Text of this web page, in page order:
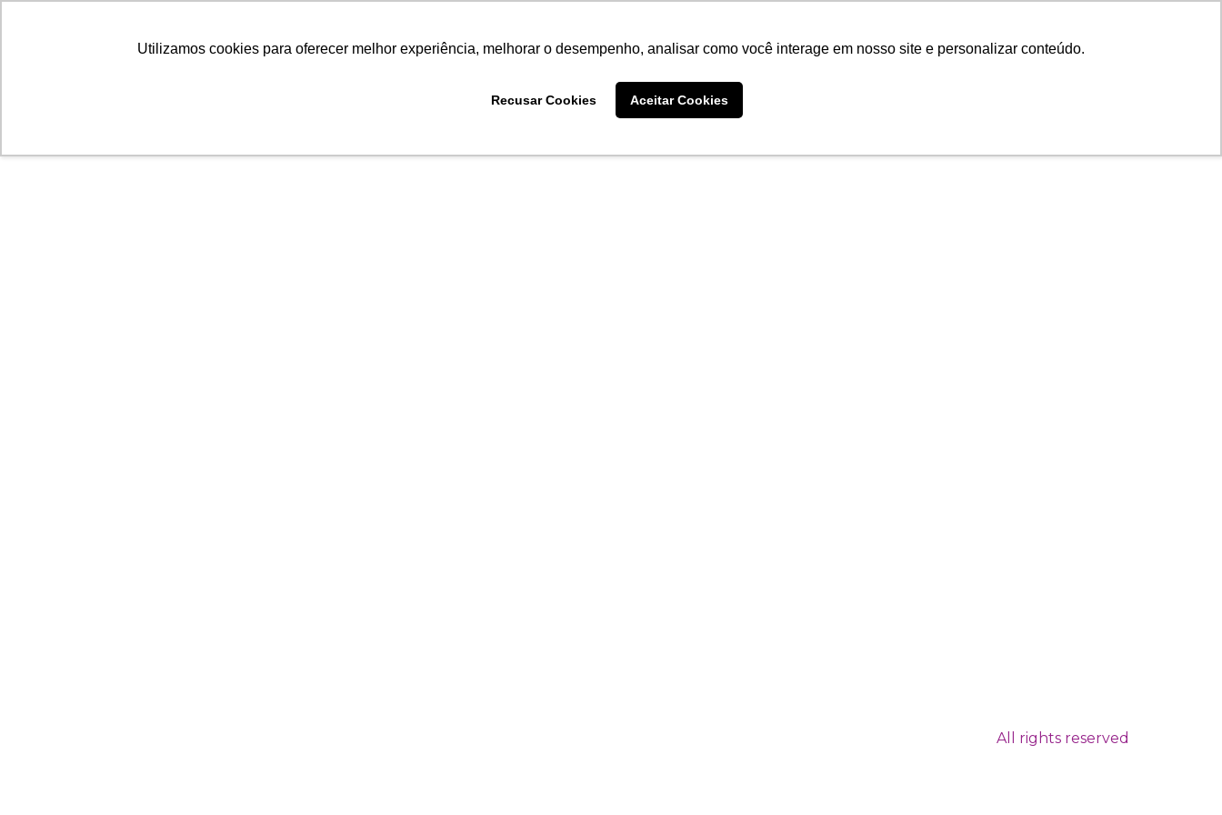
Utilizamos cookies para oferecer melhor experiência, melhorar o desempenho, analisar como você interage em nosso site e personalizar conteúdo.
Recusar Cookies Aceitar Cookies
Orthodent
Escolha uma de nossas unidades
All rights reserved